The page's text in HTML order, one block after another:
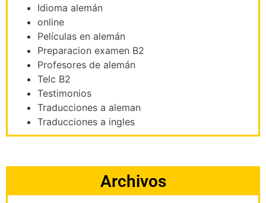
Idioma alemán
online
Películas en alemán
Preparacion examen B2
Profesores de alemán
Telc B2
Testimonios
Traducciones a aleman
Traducciones a ingles
Archivos